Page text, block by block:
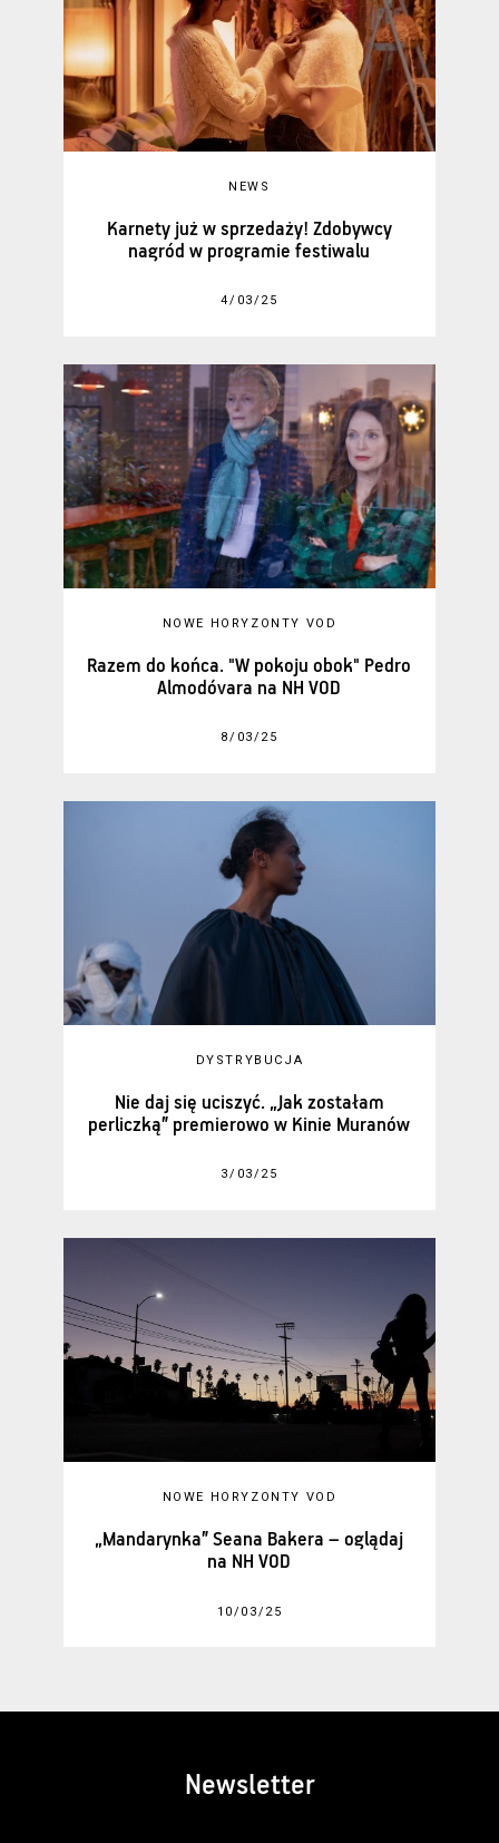
NEWS
Karnety już w sprzedaży! Zdobywcy
nagród w programie festiwalu
4/03/25
NOWE HORYZONTY VOD
Razem do końca. "W pokoju obok" Pedro
Almodóvara na NH VOD
8/03/25
DYSTRYBUCJA
Nie daj się uciszyć. „Jak zostałam
perliczką” premierowo w Kinie Muranów
3/03/25
NOWE HORYZONTY VOD
„Mandarynka” Seana Bakera – oglądaj
na NH VOD
10/03/25
Newsletter